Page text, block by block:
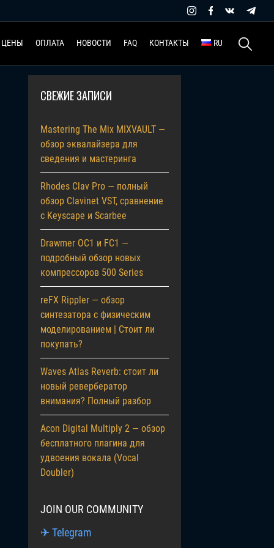
ЦЕНЫ ОПЛАТА НОВОСТИ FAQ КОНТАКТЫ RU Найти:
СВЕЖИЕ ЗАПИСИ
Mastering The Mix MIXVAULT —
обзор эквалайзера для
сведения и мастеринга
Rhodes Clav Pro — полный
обзор Clavinet VST, сравнение
с Keyscape и Scarbee
Drawmer OC1 и FC1 —
подробный обзор новых
компрессоров 500 Series
reFX Rippler — обзор
синтезатора с физическим
моделированием | Стоит ли
покупать?
Waves Atlas Reverb: стоит ли
новый ревербератор
внимания? Полный разбор
Acon Digital Multiply 2 — обзор
бесплатного плагина для
удвоения вокала (Vocal
Doubler)
JOIN OUR COMMUNITY
✈ Telegram